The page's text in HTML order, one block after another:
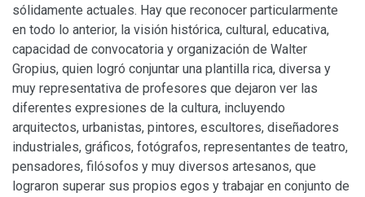
sólidamente actuales. Hay que reconocer particularmente
en todo lo anterior, la visión histórica, cultural, educativa,
capacidad de convocatoria y organización de Walter
Gropius, quien logró conjuntar una plantilla rica, diversa y
muy representativa de profesores que dejaron ver las
diferentes expresiones de la cultura, incluyendo
arquitectos, urbanistas, pintores, escultores, diseñadores
industriales, gráficos, fotógrafos, representantes de teatro,
pensadores, filósofos y muy diversos artesanos, que
lograron superar sus propios egos y trabajar en conjunto de